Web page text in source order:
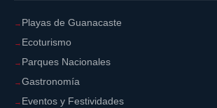
Playas de Guanacaste
Ecoturismo
Parques Nacionales
Gastronomía
Eventos y Festividades